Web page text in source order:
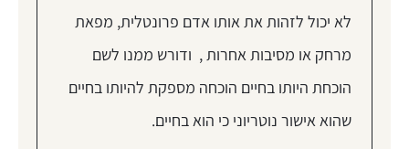
לא יכול לזהות את אותו אדם פרונטלית, מפאת
מרחק או מסיבות אחרות , ודורש ממנו לשם
הוכחת היותו בחיים הוכחה מספקת להיותו בחיים
שהוא אישור נוטריוני כי הוא בחיים.